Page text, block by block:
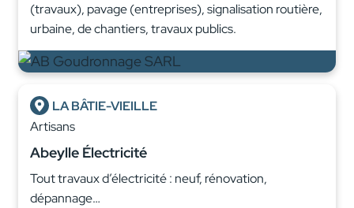
(travaux), pavage (entreprises), signalisation routière,
urbaine, de chantiers, travaux publics.
LA BÂTIE-VIEILLE
Artisans
Abeylle Électricité
Tout travaux d’électricité : neuf, rénovation,
dépannage…